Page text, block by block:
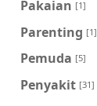
Pakaian [1]
Parenting [1]
Pemuda [5]
Penyakit [31]